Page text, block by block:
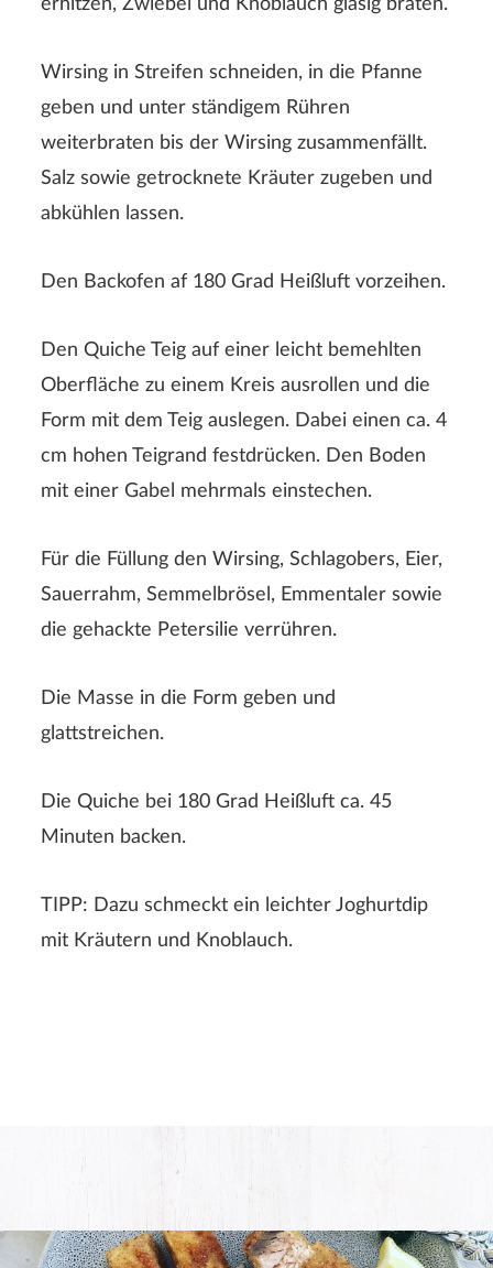
erhitzen, Zwiebel und Knoblauch glasig braten.
Wirsing in Streifen schneiden, in die Pfanne
geben und unter ständigem Rühren
weiterbraten bis der Wirsing zusammenfällt.
Salz sowie getrocknete Kräuter zugeben und
abkühlen lassen.
Den Backofen af 180 Grad Heißluft vorzeihen.
Den Quiche Teig auf einer leicht bemehlten
Oberfläche zu einem Kreis ausrollen und die
Form mit dem Teig auslegen. Dabei einen ca. 4
cm hohen Teigrand festdrücken. Den Boden
mit einer Gabel mehrmals einstechen.
Für die Füllung den Wirsing, Schlagobers, Eier,
Sauerrahm, Semmelbrösel, Emmentaler sowie
die gehackte Petersilie verrühren.
Die Masse in die Form geben und
glattstreichen.
Die Quiche bei 180 Grad Heißluft ca. 45
Minuten backen.
TIPP: Dazu schmeckt ein leichter Joghurtdip
mit Kräutern und Knoblauch.
ABSENDEN